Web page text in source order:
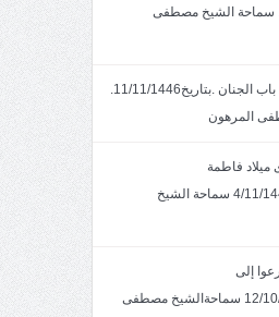
12/1446. سماحة الشيخ مصطفى
خطبة الجمعة: ميلاد باب الجنان .بتاريخ11/11/1446.
المرهون
فاطمة
المعصومه.بتاريخ4/11/1446 سماحة الشيخ
إلى
مغفره.بتاريخ12/10/1446 سماحةالشيخ مصطفى